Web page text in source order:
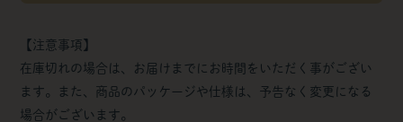
【注意事項】
在庫切れの場合は、お届けまでにお時間をいただく事がござい
ます。また、商品のパッケージや仕様は、予告なく変更になる
場合がございます。